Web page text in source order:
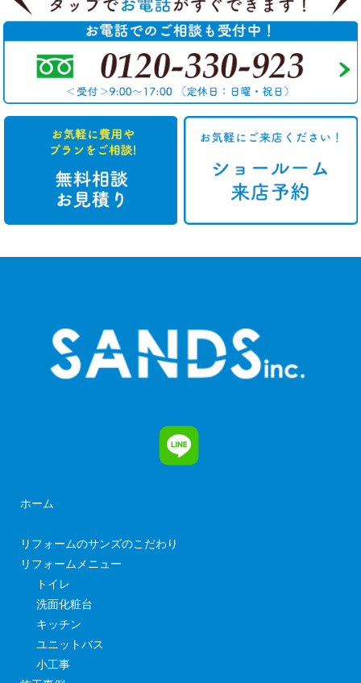
ホーム
リフォームのサンズのこだわり
リフォームメニュー
トイレ
洗面化粧台
キッチン
ユニットバス
小工事